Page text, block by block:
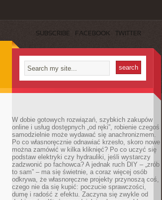
SUBSCRIBE FACEBOOK TWITTER
W dobie gotowych rozwiązań, szybkich zakupów
online i usług dostępnych „od ręki”, robienie czegoś
samodzielnie może wydawać się anachronizmem.
Po co własnoręcznie odnawiać krzesło, skoro nowe
można zamówić w kilka kliknięć? Po co uczyć się
podstaw elektryki czy hydrauliki, jeśli wystarczy
zadzwonić po fachowca? A jednak ruch DIY – „zrób
to sam” – ma się świetnie, a coraz więcej osób
odkrywa, że własnoręczne projekty przynoszą coś,
czego nie da się kupić: poczucie sprawczości,
dumę i radość z efektu. Zaczyna się zwykle od